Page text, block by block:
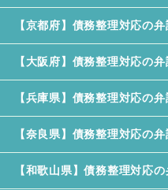
【京都府】債務整理対応の
【大阪府】債務整理対応の
【兵庫県】債務整理対応の
【奈良県】債務整理対応の
【和歌山県】債務整理対応